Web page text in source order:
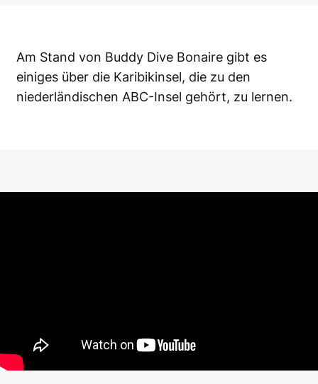
Am Stand von Buddy Dive Bonaire gibt es
einiges über die Karibikinsel, die zu den
niederländischen ABC-Insel gehört, zu lernen.